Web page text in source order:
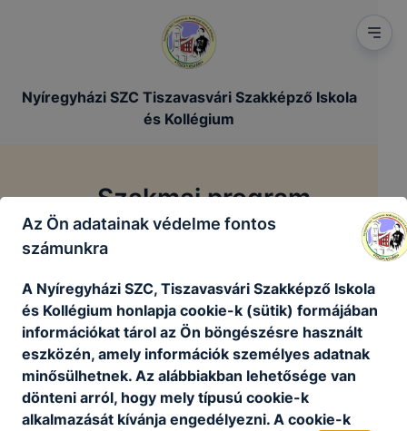
Nyíregyházi SZC Tiszavasvári Szakképző Iskola
és Kollégium
Szakmai program
Főoldal / Szakmai program
Szakmai program
6. Szakmai program 2024-2025pdf.pdf
Az Ön adatainak védelme fontos
számunkra
A Nyíregyházi SZC, Tiszavasvári Szakképző Iskola
és Kollégium honlapja cookie-k (sütik) formájában
információkat tárol az Ön böngészésre használt
eszközén, amely információk személyes adatnak
minősülhetnek. Az alábbiakban lehetősége van
dönteni arról, hogy mely típusú cookie-k
alkalmazását kívánja engedélyezni. A cookie-k